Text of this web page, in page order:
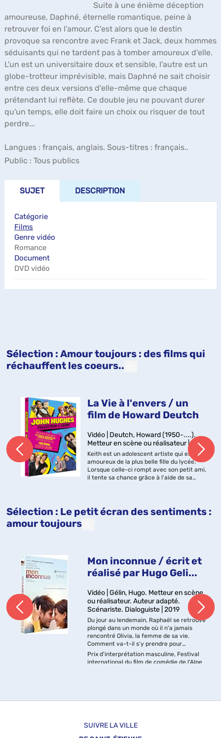
Suite à une énième déception
amoureuse, Daphné, éternelle romantique, peine à
retrouver foi en l'amour. C'est alors que le destin
provoque sa rencontre avec Frank et Jack, deux hommes
séduisants qui ne tardent pas à tomber amoureux d'elle.
L'un est un universitaire doux et sensible, l'autre est un
globe-trotteur imprévisible, mais Daphné ne sait choisir
entre ces deux versions d'elle-même que chaque
prétendant lui reflète. Ce double jeu ne pouvant durer
qu'un temps, elle doit faire un choix ou risquer de tout
perdre...
Langues : français, anglais. Sous-titres : français..
Public : Tous publics
SUJET DESCRIPTION
Catégorie
Films
Genre vidéo
Romance
Document
DVD vidéo
Sélection : Amour toujours : des films qui
réchauffent les coeurs..
La Vie à l'envers / un
film de Howard Deutch
Vidéo | Deutch, Howard (1950-....).
Metteur en scène ou réalisateur | 1987
Keith est un adolescent artiste qui est
amoureux de la plus belle fille du lycée.
Lorsque celle-ci rompt avec son petit ami,
il tente sa chance grâce à l'aide de sa
Sélection : Le petit écran des sentiments :
amour toujours
Mon inconnue / écrit et
réalisé par Hugo Geli...
Vidéo | Gélin, Hugo. Metteur en scène
ou réalisateur. Auteur adapté.
Scénariste. Dialoguiste | 2019
Du jour au lendemain, Raphaël se retrouve
plongé dans un monde où il n'a jamais
rencontré Olivia, la femme de sa vie.
Comment va-t-il s'y prendre pour
reconquérir sa femme, devenue une
parfaite inconnue ?Langues : français,
Prix d'interprétation masculine, Festival
international du film de comédie de l'Alpe
SUIVRE LA VILLE